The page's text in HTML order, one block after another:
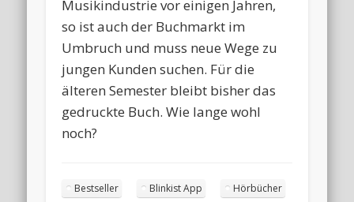
Musikindustrie vor einigen Jahren,
so ist auch der Buchmarkt im
Umbruch und muss neue Wege zu
jungen Kunden suchen. Für die
älteren Semester bleibt bisher das
gedruckte Buch. Wie lange wohl
noch?
Bestseller Blinkist App Hörbücher